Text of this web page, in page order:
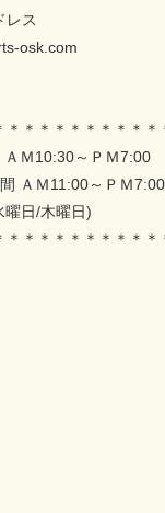
レス
osk.com
＊＊＊＊＊＊＊＊＊＊
ＡＭ10:30～ＰＭ7:00
ＡＭ11:00～ＰＭ7:00
曜日/木曜日)
＊＊＊＊＊＊＊＊＊＊